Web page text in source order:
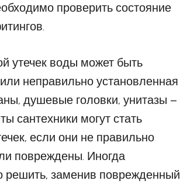
проверить состояние
утечек воды может быть
неправильно установленная
душевые головки, унитазы –
сантехники могут стать
если они не правильно
повреждены. Иногда
решить, заменив поврежденный